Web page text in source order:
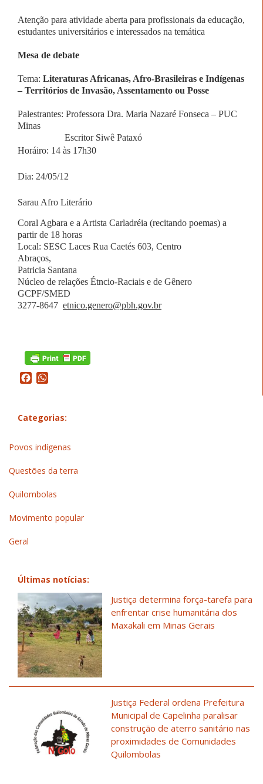
Atenção para atividade aberta para profissionais da educação,
estudantes universitários e interessados na temática
Mesa de debate
Tema: Literaturas Africanas, Afro-Brasileiras e Indígenas
– Territórios de Invasão, Assentamento ou Posse
Palestrantes: Professora Dra. Maria Nazaré Fonseca – PUC
Minas
Escritor Siwê Pataxó
Horáiro: 14 às 17h30
Dia: 24/05/12
Sarau Afro Literário
Coral Agbara e a Artista Carladréia (recitando poemas) a
partir de 18 horas
Local: SESC Laces Rua Caetés 603, Centro
Abraços,
Patricia Santana
Núcleo de relações Étncio-Raciais e de Gênero
GCPF/SMED
3277-8647 etnico.genero@pbh.gov.br
Facebook
Categorias:
Povos indígenas
Questões da terra
Quilombolas
Movimento popular
Geral
Últimas notícias:
Justiça determina força-tarefa para
enfrentar crise humanitária dos
Maxakali em Minas Gerais
Justiça Federal ordena Prefeitura
Municipal de Capelinha paralisar
construção de aterro sanitário nas
proximidades de Comunidades
Quilombolas